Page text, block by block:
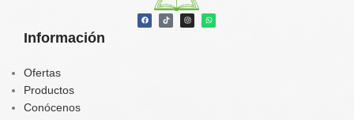
Información
Ofertas
Productos
Conócenos